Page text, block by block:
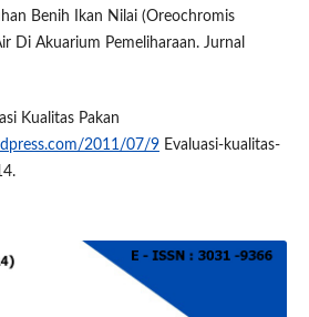
Benih Ikan Nilai (Oreochromis
Di Akuarium Pemeliharaan. Jurnal
Kualitas Pakan
2011/07/9Evaluasi-kualitas-